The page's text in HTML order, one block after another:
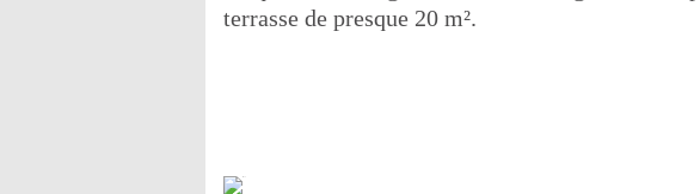
terrasse de presque 20 m².